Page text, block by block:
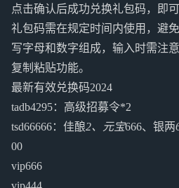
点击确认后成功兑换礼包码，即
礼包码需在规定时间内使用，避
写字母和数字组成，输入时需注
复制粘贴功能。
最新有效兑换码2024
tadb4295：高级招募令*2
tsd66666：佳酿2、元宝666、银两
00
vip666
vip444